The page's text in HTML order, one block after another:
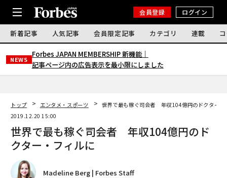
会員登録 ログイン
新着記事 人気記事 会員限定記事 カテゴリ 連載
NEWS
Forbes JAPAN MEMBERSHIP 新機能｜
記事ページ内の広告表示を最小限にしました
トップ エンタメ・スポーツ
世界で最も稼ぐ司会者 年収104億円のドクター・
2019.12.20 15:00
世界で最も稼ぐ司会者 年収104億円のド
クター・フィルに
Madeline Berg | Forbes Staff